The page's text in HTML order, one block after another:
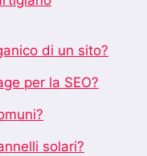
di un sito?
per la SEO?
solari?